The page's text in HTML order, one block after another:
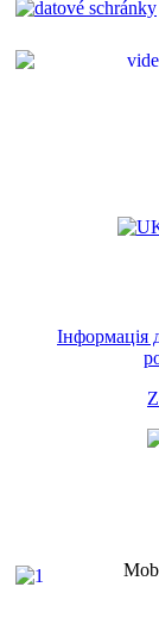
Інформація